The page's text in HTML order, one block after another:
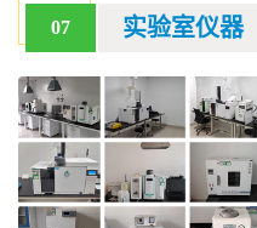
07 实验室仪器